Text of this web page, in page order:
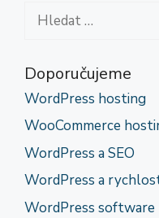
Hledat:
Doporučujeme
WordPress hosting
WooCommerce
WordPress a SEO
WordPress a
WordPress software